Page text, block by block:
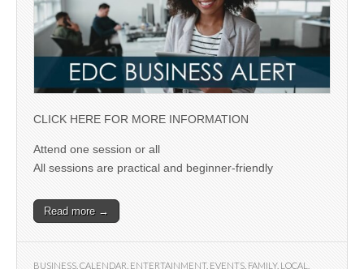
CLICK HERE FOR MORE INFORMATION
Attend one session or all
All sessions are practical and beginner-friendly
Read more →
BUSINESS CALENDAR ENTERTAINMENT, EVENTS FAMILY, LOCAL